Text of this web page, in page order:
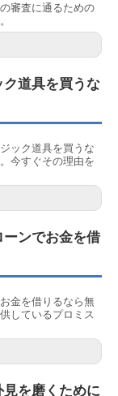
審査に通るための
道具を買うな
ック道具を買うな
今すぐその理由を
ンでお金を借
金を借りるなら無
しているプロミス
を磨くために